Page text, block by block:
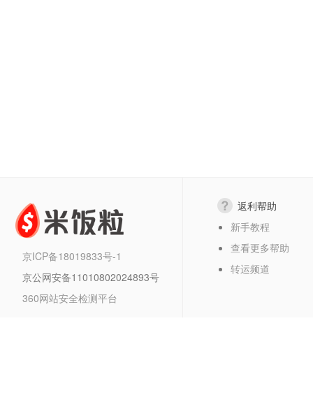
京ICP备18019833号-1
京公网安备11010802024893号
360网站安全检测平台
返利帮助
新手教程
查看更多帮助
转运频道